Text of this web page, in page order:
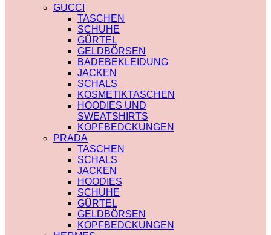
SAINT LAURENT
VERSACE
SCHALS
CHLOE
FENDI
GUCCI
LOUIS VUITTON
PRADA
SAINT LAURENT
SCHULTERRIEMEN
DIOR
LOUIS VUITTON
STRUMPFHOSEN
GUCCI
KOSMETIKTASCHEN
GUCCI
LOUIS VUITTON
SAINT LAURENT
TRENCHCOAT
BURBERRY
PRADA
SOCKEN
GUCCI
SHORTS
BURBERRY
POLO
BURBERRY
CHLOE
GUCCI
MONCLER
HOODIES UND
SWEATSHIRTS
AMI PARIS
BURBERRY
FENDI
GUCCI
LOUIS VUITTON
MIU MIU
PRADA
SAINT LAURENT
GUCCI
TASCHEN
SCHUHE
GÜRTEL
GELDBÖRSEN
BADEBEKLEIDUNG
JACKEN
SCHALS
KOSMETIKTASCHEN
HOODIES UND
SWEATSHIRTS
KOPFBEDCKUNGEN
PRADA
TASCHEN
SCHALS
JACKEN
HOODIES
SCHUHE
GÜRTEL
GELDBÖRSEN
KOPFBEDCKUNGEN